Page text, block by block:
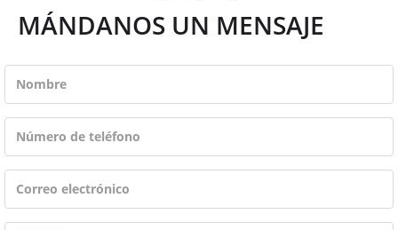
MÁNDANOS UN MENSAJE